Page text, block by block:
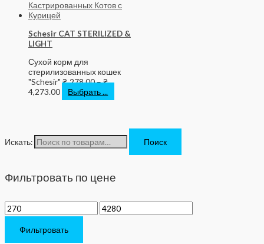
Искать: Поиск
Фильтровать по цене
Фильтровать
Schesir CAT STERILIZED &
LIGHT
Сухой корм для
стерилизованных кошек
"Schesir"₴ 278.00–₴
4,273.00
Выбрать ...